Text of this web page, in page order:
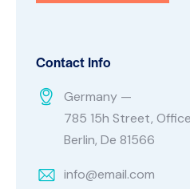
Contact Info
Germany —
785 15h Street,
Berlin, De 81566
info@email.com